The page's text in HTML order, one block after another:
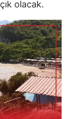
olacak.